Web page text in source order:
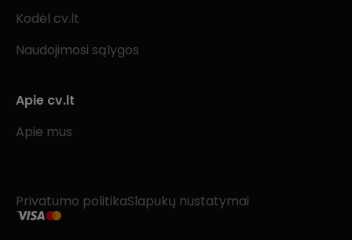
Kodėl cv.lt
Naudojimosi sąlygos
Apie cv.lt
Apie mus
Privatumo politikaSlapukų nustatymai